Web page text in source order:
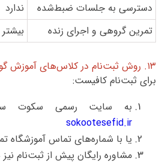
دسترسی به جلسات ضبط‌شده
ندارد
تمرین گروهی و اجرای زنده
بیشتر
۱۳. روش ثبت‌نام در کلاس‌های آموزش گویندگی در اصفهان
برای ثبت‌نام کافیست:
به سایت رسمی سکوت
sokootesefid.ir
یا با شماره‌های تماس آموزشگاه
مشاوره رایگان پیش از ثبت‌نام